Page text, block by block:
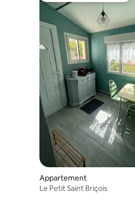
Appartement
Le Petit Saint Briçois